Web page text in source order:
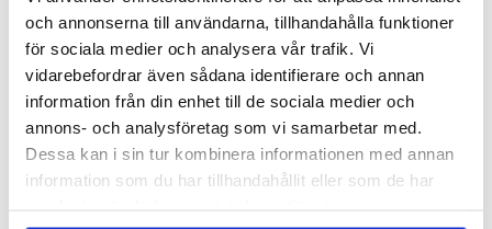
och annonserna till användarna, tillhandahålla funktioner
för sociala medier och analysera vår trafik. Vi
vidarebefordrar även sådana identifierare och annan
information från din enhet till de sociala medier och
annons- och analysföretag som vi samarbetar med.
Dessa kan i sin tur kombinera informationen med annan
information som du har tillhandahållit eller som de har